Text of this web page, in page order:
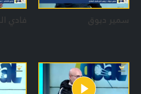
سمير دبوق فادي